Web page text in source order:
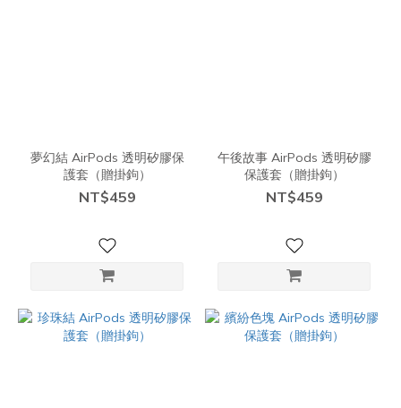
夢幻結 AirPods 透明矽膠保
護套（贈掛鉤）
NT$459
午後故事 AirPods 透明矽膠
保護套（贈掛鉤）
NT$459